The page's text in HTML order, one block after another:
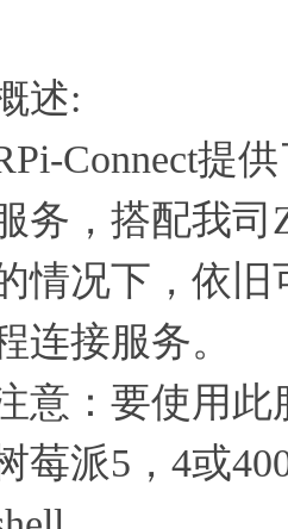
述:
Connect提
务，搭配我司
情况下，依
连接服务。
意：要使用此
莓派5，4或